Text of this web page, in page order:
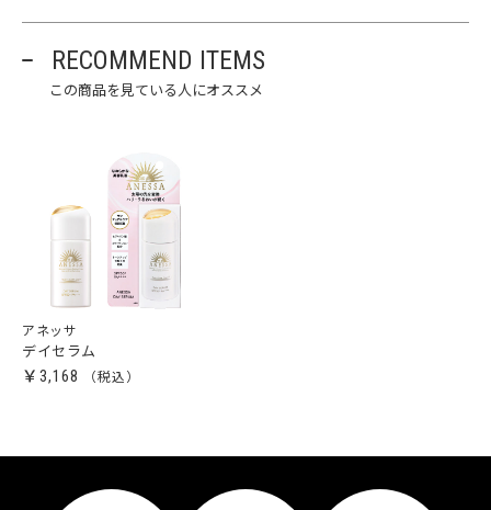
RECOMMEND ITEMS
この商品を見ている人にオススメ
アネッサ
デイセラム
￥3,168